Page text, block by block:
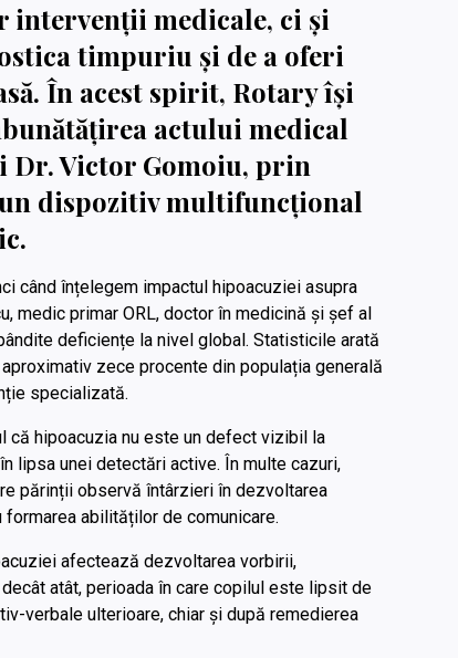
intervenții medicale, ci și
timpuriu și de a oferi
În acest spirit, Rotary își
actului medical
Victor Gomoiu, prin
dispozitiv multifuncțional
când înțelegem impactul hipoacuziei asupra
medic primar ORL, doctor în medicină și șef al
deficiențe la nivel global. Statisticile arată
zece procente din populația generală
specializată.
că hipoacuzia nu este un defect vizibil la
lipsa unei detectări active. În multe cazuri,
părinții observă întârzieri în dezvoltarea
abilităților de comunicare.
afectează dezvoltarea vorbirii,
atât, perioada în care copilul este lipsit de
verbale ulterioare, chiar și după remedierea